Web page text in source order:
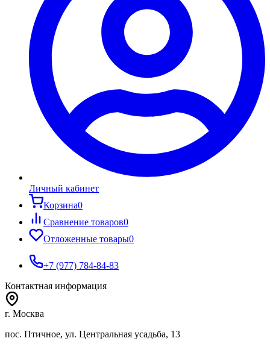
Личный кабинет
Корзина0
Сравнение товаров0
Отложенные товары0
+7 (977) 784-84-83
Контактная информация
г. Москва
пос. Птичное, ул. Центральная усадьба, 13